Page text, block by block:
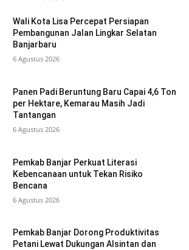
Wali Kota Lisa Percepat Persiapan
Pembangunan Jalan Lingkar Selatan
Banjarbaru
6 Agustus 2026
Panen Padi Beruntung Baru Capai 4,6 Ton
per Hektare, Kemarau Masih Jadi
Tantangan
6 Agustus 2026
Pemkab Banjar Perkuat Literasi
Kebencanaan untuk Tekan Risiko
Bencana
6 Agustus 2026
Pemkab Banjar Dorong Produktivitas
Petani Lewat Dukungan Alsintan dan